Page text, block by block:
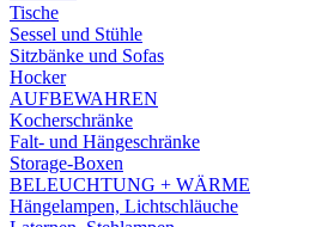
Tische
Sessel und Stühle
Sitzbänke und Sofas
Hocker
AUFBEWAHREN
Kocherschränke
Falt- und Hängeschränke
Storage-Boxen
BELEUCHTUNG + WÄRME
Hängelampen, Lichtschläuche